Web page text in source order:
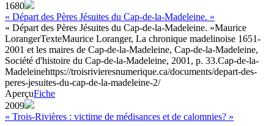
1680
« Départ des Pères Jésuites du Cap-de-la-Madeleine. »
« Départ des Pères Jésuites du Cap-de-la-Madeleine. »Maurice
LorangerTexteMaurice Loranger, La chronique madelinoise 1651-
2001 et les maires de Cap-de-la-Madeleine, Cap-de-la-Madeleine,
Société d'histoire du Cap-de-la-Madeleine, 2001, p. 33.Cap-de-la-
Madeleinehttps://troisrivieresnumerique.ca/documents/depart-des-
peres-jesuites-du-cap-de-la-madeleine-2/
AperçuFiche
2009
« Trois-Rivières : victime de médisances et de calomnies? »